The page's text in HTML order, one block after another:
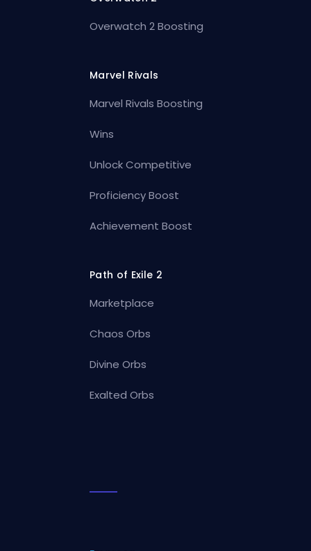
Overwatch 2 Boosting
Marvel Rivals
Marvel Rivals Boosting
Wins
Unlock Competitive
Proficiency Boost
Achievement Boost
Path of Exile 2
Marketplace
Chaos Orbs
Divine Orbs
Exalted Orbs